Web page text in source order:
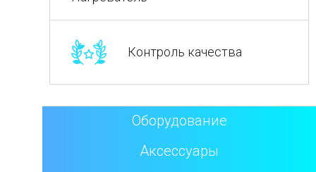
Контроль качества
Оборудование
Аксессуары